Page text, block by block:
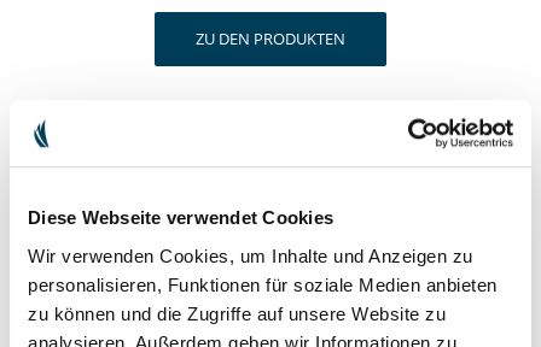
Diese Webseite verwendet Cookies
Wir verwenden Cookies, um Inhalte und Anzeigen zu
personalisieren, Funktionen für soziale Medien anbieten
zu können und die Zugriffe auf unsere Website zu
analysieren. Außerdem geben wir Informationen zu
ZU DEN PRODUKTEN
STECKST!
KONTROLLIERT BIOLOGISCHEM ANBAU
BASIERT AUF DEM MAGISCHEN DREIECK DER
NATURHEILKUNDE. SIE WIRKT
AUSGLEICHEND, BERUHIGEND UND
ANREGEND. UNSERE KOSMETIK IST ZU 100%